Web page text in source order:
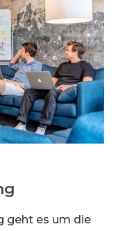
geht es um die